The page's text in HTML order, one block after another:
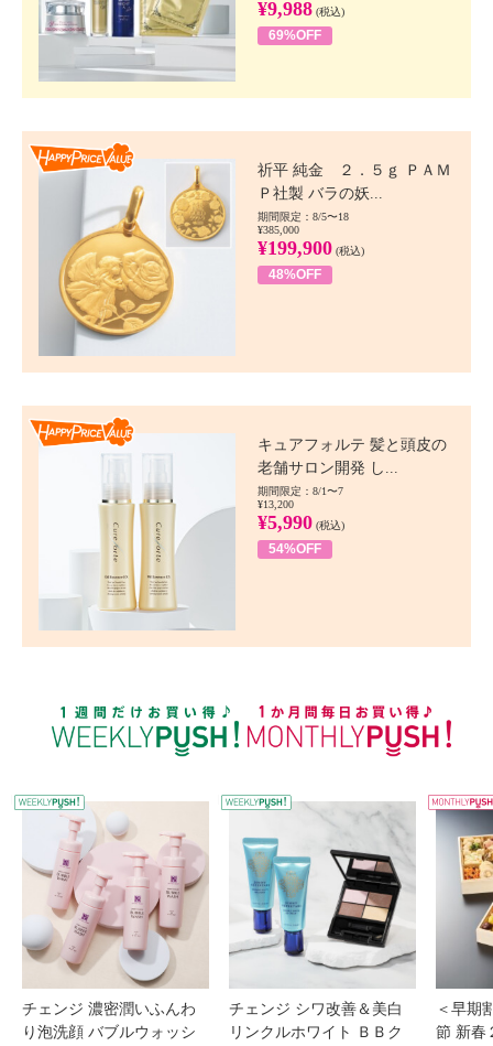
¥9,988 (税込)
69%OFF
祈平 純金 ２．５ｇ ＰＡＭ
Ｐ社製 バラの妖...
期間限定：8/5〜18
¥385,000
¥199,900 (税込)
48%OFF
キュアフォルテ 髪と頭皮の
老舗サロン開発 し...
期間限定：8/1〜7
¥13,200
¥5,990 (税込)
54%OFF
WEEKLY PUSH
チェンジ 濃密潤いふんわ
り泡洗顔 バブルウォッシ
チェンジ シワ改善＆美白
リンクルホワイト ＢＢク
＜早期
節 新春